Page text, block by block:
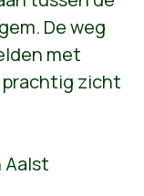
De weg
met
zicht
Aalst